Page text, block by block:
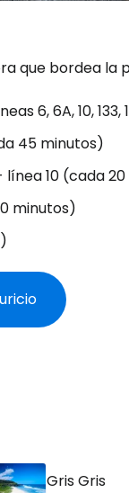
que bordea la
6, 6A, 10,
45 minutos)
línea 10 (cada
minutos)
Gris Gris